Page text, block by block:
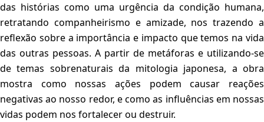
das histórias como uma urgência da condição humana,
retratando companheirismo e amizade, nos trazendo a
reflexão sobre a importância e impacto que temos na vida
das outras pessoas. A partir de metáforas e utilizando-se
de temas sobrenaturais da mitologia japonesa, a obra
mostra como nossas ações podem causar reações
negativas ao nosso redor, e como as influências em nossas
vidas podem nos fortalecer ou destruir.